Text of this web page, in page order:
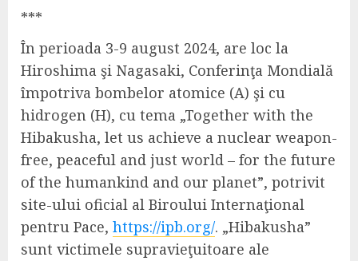
***
În perioada 3-9 august 2024, are loc la
Hiroshima şi Nagasaki, Conferinţa Mondială
împotriva bombelor atomice (A) şi cu
hidrogen (H), cu tema „Together with the
Hibakusha, let us achieve a nuclear weapon-
free, peaceful and just world – for the future
of the humankind and our planet”, potrivit
site-ului oficial al Biroului Internaţional
pentru Pace, https://ipb.org/. „Hibakusha”
sunt victimele supravieţuitoare ale